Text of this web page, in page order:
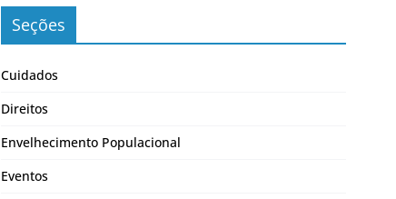
Seções
Cuidados
Direitos
Envelhecimento Populacional
Eventos